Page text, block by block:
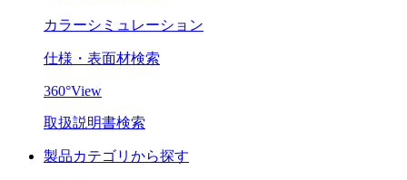
カラーシミュレーション
仕様・表面材検索
360°View
取扱説明書検索
製品カテゴリから探す